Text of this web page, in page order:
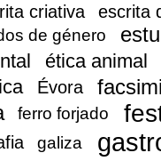
criativa escrita
de género
ética animal
Évora
ferro forjado
galiza